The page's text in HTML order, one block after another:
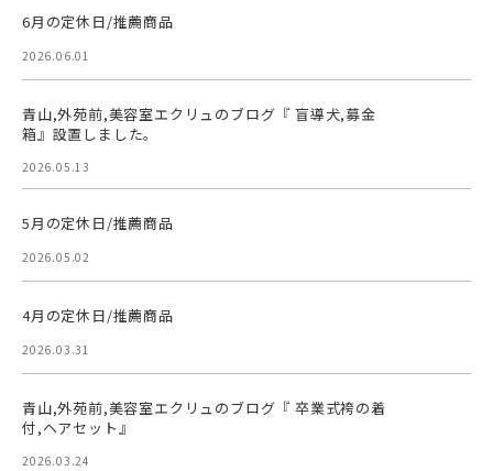
6月の定休日/推薦商品
2026.06.01
青山,外苑前,美容室エクリュのブログ『 盲導犬,募金
箱』設置しました。
2026.05.13
5月の定休日/推薦商品
2026.05.02
4月の定休日/推薦商品
2026.03.31
青山,外苑前,美容室エクリュのブログ『 卒業式袴の着
付,ヘアセット』
2026.03.24